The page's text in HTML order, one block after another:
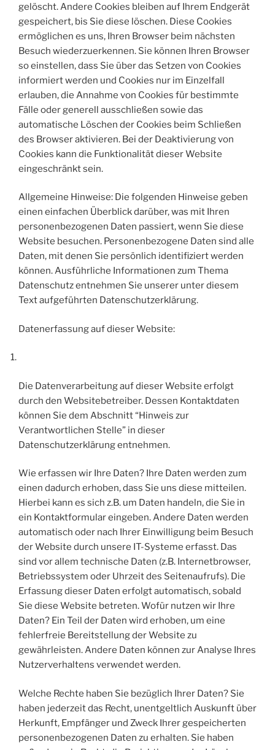
gelöscht. Andere Cookies bleiben auf Ihrem Endgerät
gespeichert, bis Sie diese löschen. Diese Cookies
ermöglichen es uns, Ihren Browser beim nächsten
Besuch wiederzuerkennen. Sie können Ihren Browser
so einstellen, dass Sie über das Setzen von Cookies
informiert werden und Cookies nur im Einzelfall
erlauben, die Annahme von Cookies für bestimmte
Fälle oder generell ausschließen sowie das
automatische Löschen der Cookies beim Schließen
des Browser aktivieren. Bei der Deaktivierung von
Cookies kann die Funktionalität dieser Website
eingeschränkt sein.
Allgemeine Hinweise: Die folgenden Hinweise geben
einen einfachen Überblick darüber, was mit Ihren
personenbezogenen Daten passiert, wenn Sie diese
Website besuchen. Personenbezogene Daten sind alle
Daten, mit denen Sie persönlich identifiziert werden
können. Ausführliche Informationen zum Thema
Datenschutz entnehmen Sie unserer unter diesem
Text aufgeführten Datenschutzerklärung.
Datenerfassung auf dieser Website:
Die Datenverarbeitung auf dieser Website erfolgt
durch den Websitebetreiber. Dessen Kontaktdaten
können Sie dem Abschnitt “Hinweis zur
Verantwortlichen Stelle” in dieser
Datenschutzerklärung entnehmen.
Wie erfassen wir Ihre Daten? Ihre Daten werden zum
einen dadurch erhoben, dass Sie uns diese mitteilen.
Hierbei kann es sich z.B. um Daten handeln, die Sie in
ein Kontaktformular eingeben. Andere Daten werden
automatisch oder nach Ihrer Einwilligung beim Besuch
der Website durch unsere IT-Systeme erfasst. Das
sind vor allem technische Daten (z.B. Internetbrowser,
Betriebssystem oder Uhrzeit des Seitenaufrufs). Die
Erfassung dieser Daten erfolgt automatisch, sobald
Sie diese Website betreten. Wofür nutzen wir Ihre
Daten? Ein Teil der Daten wird erhoben, um eine
fehlerfreie Bereitstellung der Website zu
gewährleisten. Andere Daten können zur Analyse Ihres
Nutzerverhaltens verwendet werden.
Welche Rechte haben Sie bezüglich Ihrer Daten? Sie
haben jederzeit das Recht, unentgeltlich Auskunft über
Herkunft, Empfänger und Zweck Ihrer gespeicherten
personenbezogenen Daten zu erhalten. Sie haben